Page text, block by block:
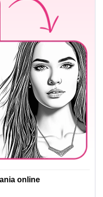
online